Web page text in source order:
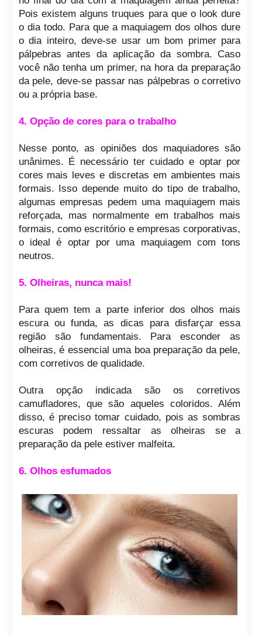
Pois existem alguns truques para que o look dure
o dia todo. Para que a maquiagem dos olhos dure
o dia inteiro, deve-se usar um bom primer para
pálpebras antes da aplicação da sombra. Caso
você não tenha um primer, na hora da preparação
da pele, deve-se passar nas pálpebras o corretivo
ou a própria base.
4. Opção de cores para o trabalho
Nesse ponto, as opiniões dos maquiadores são
unânimes. É necessário ter cuidado e optar por
cores mais leves e discretas em ambientes mais
formais. Isso depende muito do tipo de trabalho,
algumas empresas pedem uma maquiagem mais
reforçada, mas normalmente em trabalhos mais
formais, como escritório e empresas corporativas,
o ideal é optar por uma maquiagem com tons
neutros.
5. Olheiras, nunca mais!
Para quem tem a parte inferior dos olhos mais
escura ou funda, as dicas para disfarçar essa
região são fundamentais. Para esconder as
olheiras, é essencial uma boa preparação da pele,
com corretivos de qualidade.
Outra opção indicada são os corretivos
camufladores, que são aqueles coloridos. Além
disso, é preciso tomar cuidado, pois as sombras
escuras podem ressaltar as olheiras se a
preparação da pele estiver malfeita.
6. Olhos esfumados